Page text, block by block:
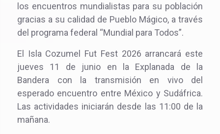
los encuentros mundialistas para su población
gracias a su calidad de Pueblo Mágico, a través
del programa federal “Mundial para Todos”.
El Isla Cozumel Fut Fest 2026 arrancará este
jueves 11 de junio en la Explanada de la
Bandera con la transmisión en vivo del
esperado encuentro entre México y Sudáfrica.
Las actividades iniciarán desde las 11:00 de la
mañana.